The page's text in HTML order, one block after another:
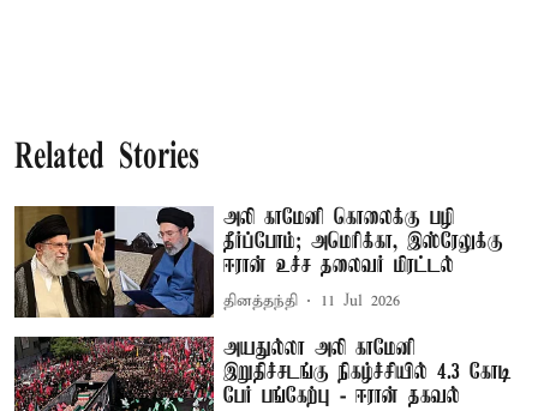
Related Stories
அலி காமேனி கொலைக்கு பழி
தீர்ப்போம்; அமெரிக்கா, இஸ்ரேலுக்கு
ஈரான் உச்ச தலைவர் மிரட்டல்
தினத்தந்தி 11 Jul 2026
அயதுல்லா அலி காமேனி
இறுதிச்சடங்கு நிகழ்ச்சியில் 4.3 கோடி
பேர் பங்கேற்பு - ஈரான் தகவல்